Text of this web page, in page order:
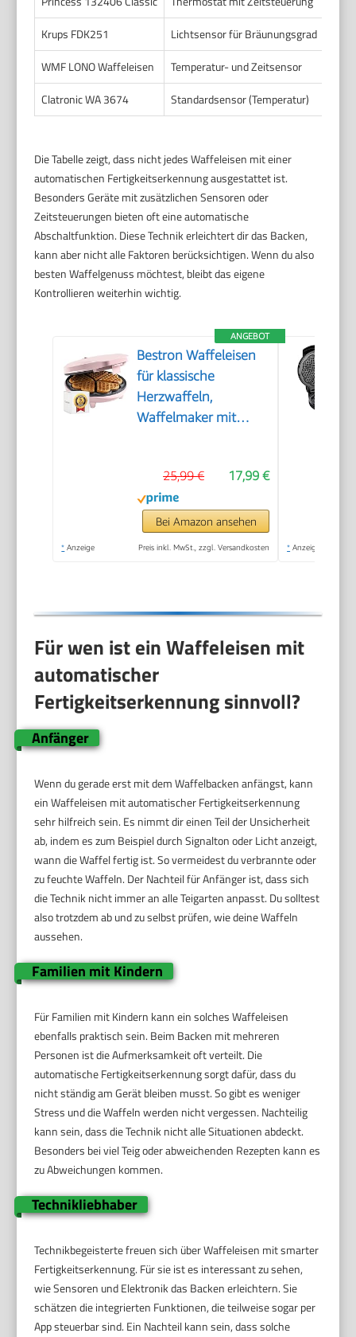
Krups FDK251
Lichtsensor für Bräunungsgrad
WMF LONO Waffeleisen
Temperatur- und Zeitsensor
Clatronic WA 3674
Standardsensor (Temperatur)
Die Tabelle zeigt, dass nicht jedes Waffeleisen mit einer
automatischen Fertigkeitserkennung ausgestattet ist.
Besonders Geräte mit zusätzlichen Sensoren oder
Zeitsteuerungen bieten oft eine automatische
Abschaltfunktion. Diese Technik erleichtert dir das Backen,
kann aber nicht alle Faktoren berücksichtigen. Wenn du also
besten Waffelgenuss möchtest, bleibt das eigene
Kontrollieren weiterhin wichtig.
ANGEBOT
Bestron Waffeleisen
für klassische
Herzwaffeln,
Waffelmaker mit
Herzform, Retro
Design, inklusive
Rezeptvorschläge,
700 Watt, Farbe: Rosa
17,99 €
25,99 €
Bei Amazon ansehen
* Anzeige Preis inkl. MwSt., zzgl. Versandkosten * Anzeige
Für wen ist ein Waffeleisen mit
automatischer
Fertigkeitserkennung sinnvoll?
Anfänger
Wenn du gerade erst mit dem Waffelbacken anfängst, kann
ein Waffeleisen mit automatischer Fertigkeitserkennung
sehr hilfreich sein. Es nimmt dir einen Teil der Unsicherheit
ab, indem es zum Beispiel durch Signalton oder Licht anzeigt,
wann die Waffel fertig ist. So vermeidest du verbrannte oder
zu feuchte Waffeln. Der Nachteil für Anfänger ist, dass sich
die Technik nicht immer an alle Teigarten anpasst. Du solltest
also trotzdem ab und zu selbst prüfen, wie deine Waffeln
aussehen.
Familien mit Kindern
Für Familien mit Kindern kann ein solches Waffeleisen
ebenfalls praktisch sein. Beim Backen mit mehreren
Personen ist die Aufmerksamkeit oft verteilt. Die
automatische Fertigkeitserkennung sorgt dafür, dass du
nicht ständig am Gerät bleiben musst. So gibt es weniger
Stress und die Waffeln werden nicht vergessen. Nachteilig
kann sein, dass die Technik nicht alle Situationen abdeckt.
Besonders bei viel Teig oder abweichenden Rezepten kann es
zu Abweichungen kommen.
Technikliebhaber
Technikbegeisterte freuen sich über Waffeleisen mit smarter
Fertigkeitserkennung. Für sie ist es interessant zu sehen,
wie Sensoren und Elektronik das Backen erleichtern. Sie
schätzen die integrierten Funktionen, die teilweise sogar per
App steuerbar sind. Ein Nachteil kann sein, dass solche